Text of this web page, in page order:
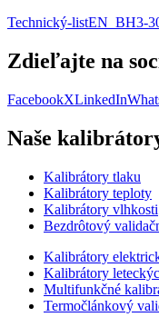
Technický-listEN_BH3-
Zdieľajte na
FacebookXLinkedIn
Naše
Kalibrátory tlaku
Kalibrátory teploty
Kalibrátory vlhkosti
Bezdrôtový
Kalibrátory
Kalibrátory
Multifunkčné
Termočlánkový